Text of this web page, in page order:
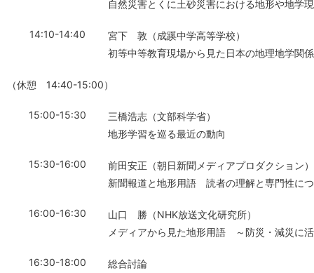
自然災害とくに土砂災害における地形や地学
14:10-14:40
宮下 敦（成蹊中学高等学校）
初等中等教育現場から見た日本の地理地学関
（休憩 14:40-15:00）
15:00-15:30
三橋浩志（文部科学省）
地形学習を巡る最近の動向
15:30-16:00
前田安正（朝日新聞メディアプロダクション）
新聞報道と地形用語 読者の理解と専門性に
16:00-16:30
山口 勝（NHK放送文化研究所）
メディアから見た地形用語 ～防災・減災に
16:30-18:00 総合討論